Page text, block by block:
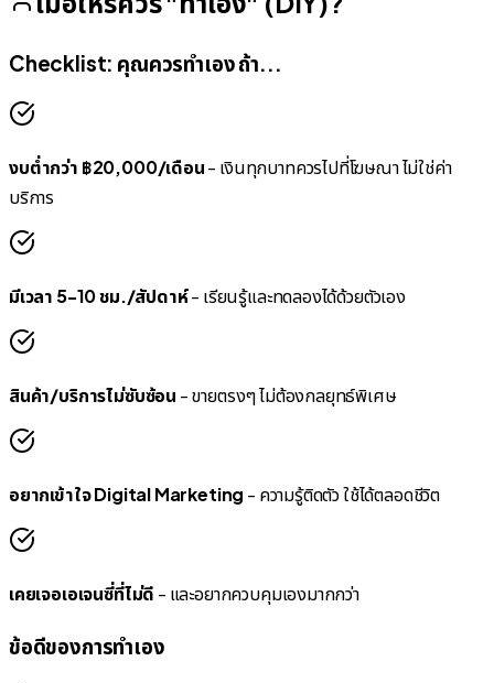
Checklist: คุณควรทำเอง ถ้า...
งบต่ำกว่า ฿20,000/เดือน- เงินทุกบาทควรไปที่โฆษณา ไม่ใช่ค่า
บริการ
มีเวลา 5-10 ชม./สัปดาห์- เรียนรู้และทดลองได้ด้วยตัวเอง
สินค้า/บริการไม่ซับซ้อน - ขายตรงๆ ไม่ต้องกลยุทธ์พิเศษ
อยากเข้าใจ Digital Marketing - ความรู้ติดตัว ใช้ได้ตลอดชีวิต
เคยเจอเอเจนซี่ที่ไม่ดี - และอยากควบคุมเองมากกว่า
ข้อดีของการทำเอง